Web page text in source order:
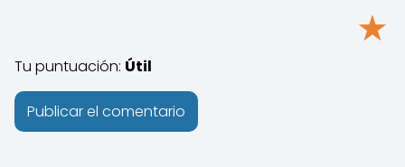
★
Tu puntuación: Útil